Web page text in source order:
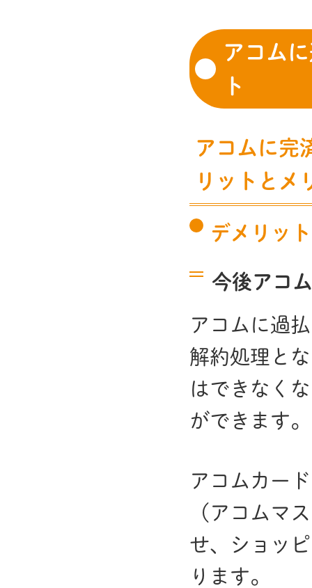
アコム
ト
アコムに完
リットとメ
デメリット
今後アコ
アコムに過
解約処理と
はできなく
ができます。
アコムカー
（アコムマ
せ、ショッ
ります。